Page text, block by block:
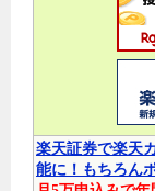
楽天証券で楽天
能に！もちろん